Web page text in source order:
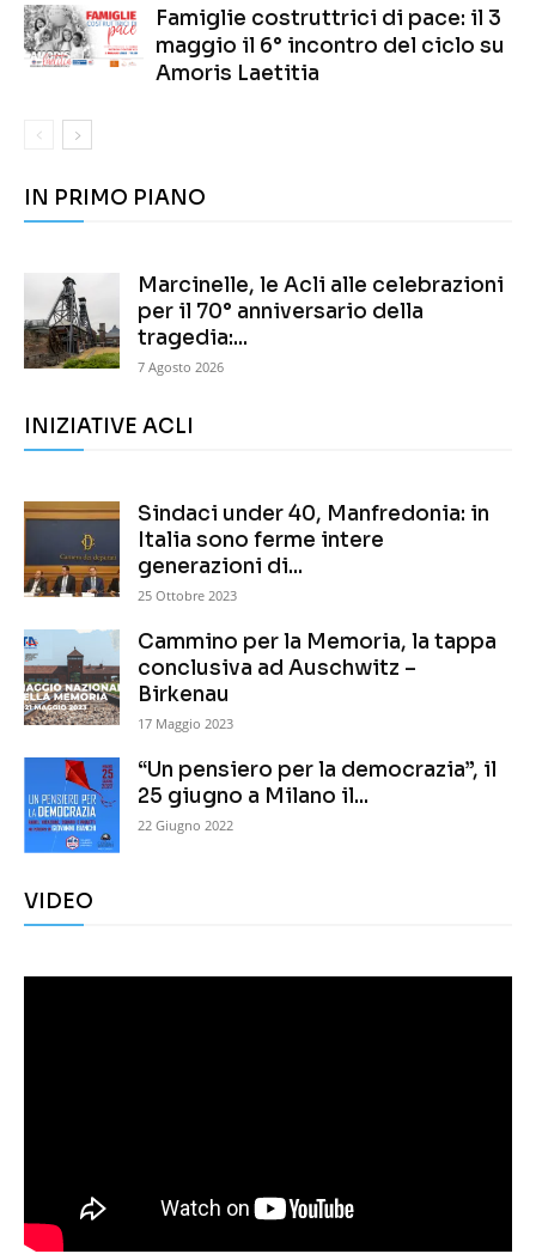
Famiglie costruttrici di pace: il 3
maggio il 6° incontro del ciclo su
Amoris Laetitia
IN PRIMO PIANO
Marcinelle, le Acli alle celebrazioni
per il 70° anniversario della
tragedia:...
7 Agosto 2026
INIZIATIVE ACLI
Sindaci under 40, Manfredonia: in
Italia sono ferme intere
generazioni di...
25 Ottobre 2023
Cammino per la Memoria, la tappa
conclusiva ad Auschwitz –
Birkenau
17 Maggio 2023
“Un pensiero per la democrazia”, il
25 giugno a Milano il...
22 Giugno 2022
VIDEO